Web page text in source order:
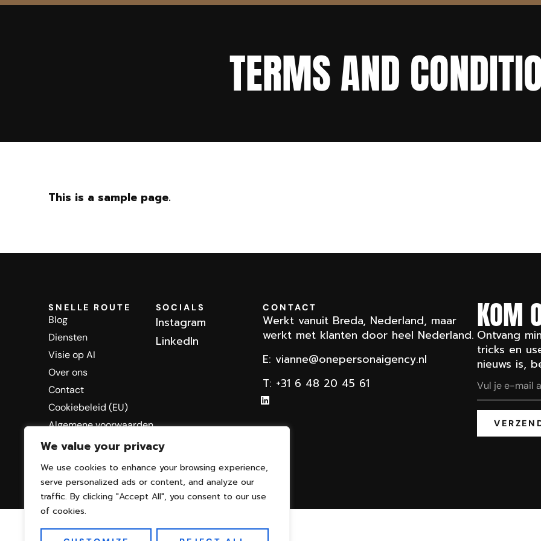
We value your privacy
We use cookies to enhance your browsing experience,
serve personalized ads or content, and analyze our
traffic. By clicking "Accept All", you consent to our use
of cookies.
TERMS AND
This is a sample page.
SNELLE ROUTE
Blog
Diensten
Visie op AI
Over ons
Contact
Cookiebeleid (EU)
Algemene voorwaarden
SOCIALS
Instagram
LinkedIn
CONTACT
Werkt vanuit Breda, Nederland, maar
werkt met klanten door heel Nederland.
E: vianne@onepersonaigency.nl
T: +31 6 48 20 45 61
KOM
Ontvang
tricks en
nieuws is,
© 2025 One Person Aigency | Terms and conditions